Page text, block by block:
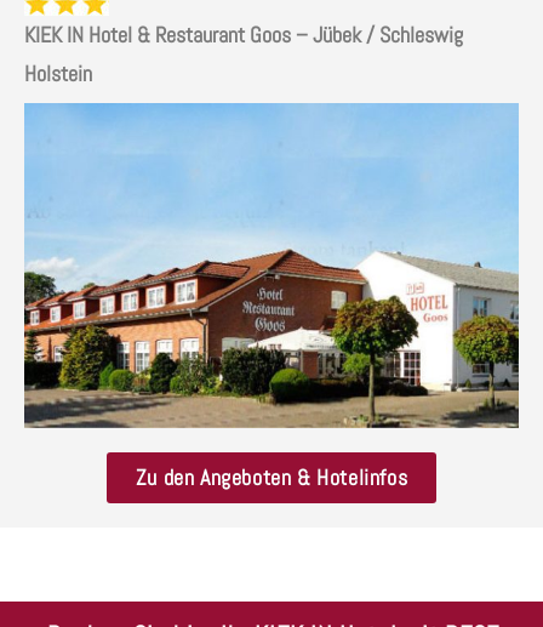
KIEK IN Hotel & Restaurant Goos – Jübek / Schleswig
Holstein
Zu den Angeboten & Hotelinfos